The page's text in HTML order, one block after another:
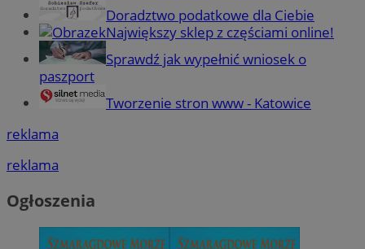
Doradztwo podatkowe dla Ciebie
Największy sklep z częściami online!
Sprawdź jak wypełnić wniosek o
paszport
Tworzenie stron www - Katowice
reklama
reklama
Ogłoszenia